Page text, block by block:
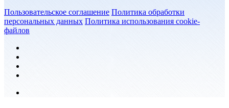
Пользовательское соглашение Политика обработки
персональных данных Политика использования cookie-
файлов